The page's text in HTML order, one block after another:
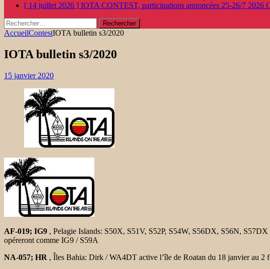
[ 14 juillet 2026 ] IOTA CONTEST, participations annoncées 25-26/7 2026
Rechercher :
AccueilContestIOTA bulletin s3/2020
IOTA bulletin s3/2020
15 janvier 2020
AF-019; IG9 , Pelagie Islands: S50X, S51V, S52P, S54W, S56DX, S56N, S57DX
opéreront comme IG9 / S59A
NA-057; HR , Îles Bahia: Dirk / WA4DT active l’île de Roatan du 18 janvier au 2